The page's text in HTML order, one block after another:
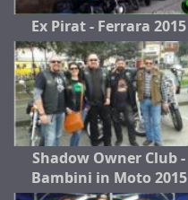
Ex Pirat - Ferrara 2015
Shadow Owner Club -
Bambini in Moto 2015